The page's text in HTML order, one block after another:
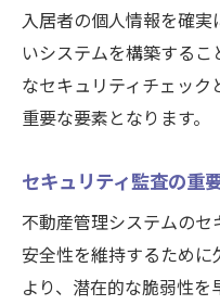
入居者の個人情報を確実
いシステムを構築するこ
なセキュリティチェック
重要な要素となります。
セキュリティ監査の重
不動産管理システムのセ
安全性を維持するため
より、潜在的な脆弱性